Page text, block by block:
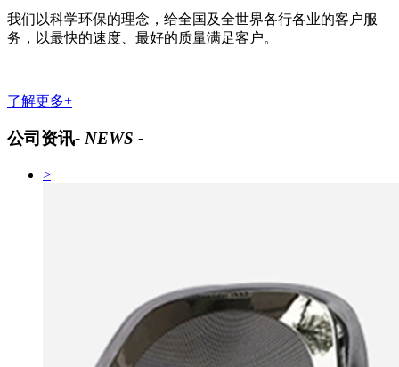
我们以科学环保的理念，给全国及全世界各行各业的客户服
务，以最快的速度、最好的质量满足客户。
了解更多+
公司资讯- NEWS -
>